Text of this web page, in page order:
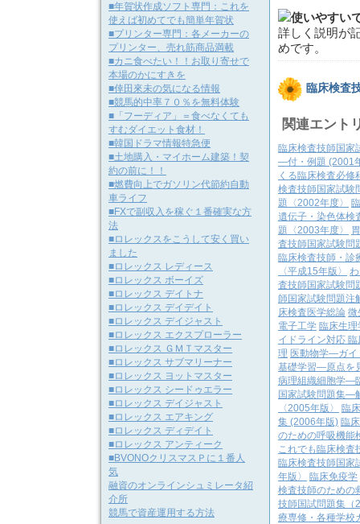
使いやすい
詳しく説明が
めです。
臨床検査
関連エント
臨床検査技師国家
―付・例題 (2001
くる臨床検査必修
検査技師国家試
題〈2002年度〉
遺伝子・染色体検
題〈2003年度〉
査技師国家試験問
臨床検査技師・診
〈平成15年版〉
査技師国家試験問
師国家試験問題
床検査医学総論 微
電子工学 臨床生
イドライン対応
理 医動物学―ガイ
基礎学習―原点を
病理組織細胞学―
国家試験問題集―
〈2005年版〉
臨
集 (2006年版) 臨
のための呼吸機能
これでも臨床検査
臨床検査技師国家
年版〉
臨床免疫学
検査技師のための
技師国試問題集（
療専修・各種学校
■年賀状作成ソフト専門：これを
使えば初めてでも簡単年賀状
■プリンター専門：各メーカーの
プリンター、売れ筋商品満載
■カニ食べたい！！お取り寄せで
本場のかにすきを
■倖田來未の気になる情報
■競馬的中率７０％を無料体験
■「フーディア」＝食べなくても
すむダイエット食材！
■韓国ドラマ情報特急便
■土地購入・マイホーム建築！契
約の前に！！
■燃費向上でガソリン代節約自動
車ライフ
■FXで副収入を稼ぐ１番確実な方
法
■ロレックスをこうして安く買い
ました
■ロレックス レディース
■ロレックス ボーイズ
■ロレックス デイトナ
■ロレックス デイデイト
■ロレックス デイジャスト
■ロレックス エクスプローラー
■ロレックス ＧＭＴマスター
■ロレックス サブマリーナー
■ロレックス ヨットマスター
■ロレックス シードゥエラー
■ロレックス デイジャスト
■ロレックス エアキング
■ロレックス ディデイト
■ロレックス アンティーク
■BVONOクリスマスＰに１番人
気
融資のオンラインシュミレータ紹
介所
競馬で資産運用する方法